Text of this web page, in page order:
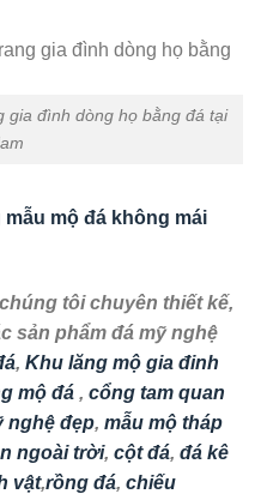
gia đình dòng họ bằng đá tại
mộ đá không mái
tôi chuyên thiết kế,
sản phẩm đá mỹ nghệ
, Khu lăng mộ gia đinh
mộ đá , cổng tam quan
nghệ đẹp, mẫu mộ tháp
ngoài trời, cột đá, đá kê
vật,rồng đá, chiếu